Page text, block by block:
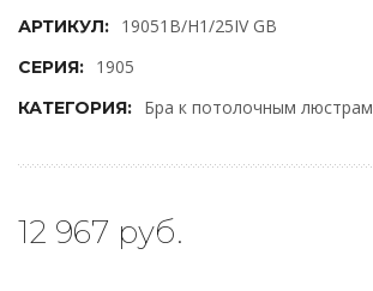
АРТИКУЛ: 19051B/H1/25IV GB
СЕРИЯ: 1905
КАТЕГОРИЯ: Бра к потолочным люстрам
12 967 руб.